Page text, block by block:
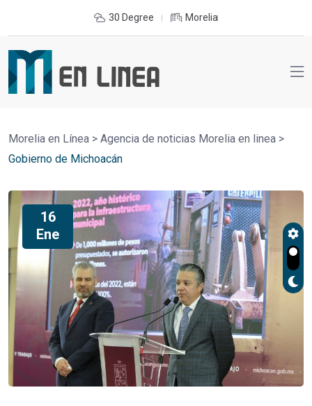
30 Degree Morelia
Morelia en Línea > Agencia de noticias Morelia en linea >
Gobierno de Michoacán
16
Ene